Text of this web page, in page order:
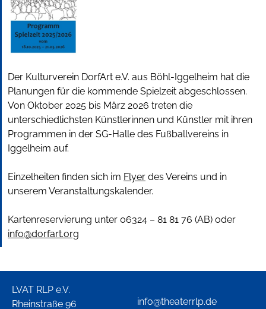
Der Kulturverein DorfArt e.V. aus Böhl-Iggelheim hat die
Planungen für die kommende Spielzeit abgeschlossen.
Von Oktober 2025 bis März 2026 treten die
unterschiedlichsten Künstlerinnen und Künstler mit ihren
Programmen in der SG-Halle des Fußballvereins in
Iggelheim auf.
Einzelheiten finden sich im Flyer des Vereins und in
unserem Veranstaltungskalender.
Kartenreservierung unter 06324 – 81 81 76 (AB) oder
info@dorfart.org
LVAT RLP e.V.
Rheinstraße 96
info@theaterrlp.de